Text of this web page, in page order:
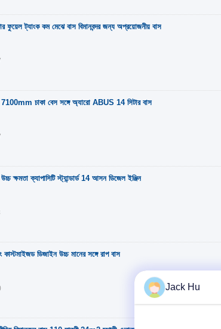
ফুয়েল ট্যাংক কম মেঝে বাস বিমানবন্দর জন্য অপ্রয়োজনীয় বাস
7100mm চাকা বেস সঙ্গে অ্যারো ABUS 14 সিটার বাস
ক্ষমতা ক্যাপাসিটি স্ট্যান্ডার্ড 14 আসন ডিজেল ইঞ্জিন
ডিজাইন উচ্চ মানের সঙ্গে রাপ বাস
Jack Hu